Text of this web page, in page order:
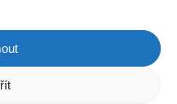
NÁVODY